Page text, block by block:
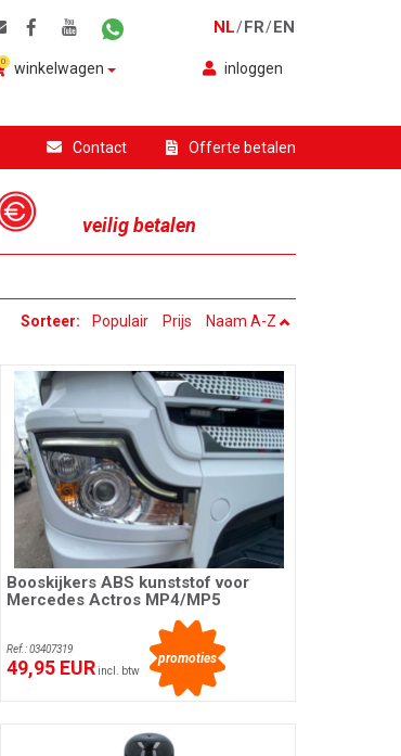
NL/FR/EN
0 winkelwagen inloggen
Contact Offerte betalen
veilig betalen
Sorteer: Populair Prijs Naam A-Z
promoties
Booskijkers ABS kunststof voor
Mercedes Actros MP4/MP5
Ref.: 03407319
49,95 EURincl. btw